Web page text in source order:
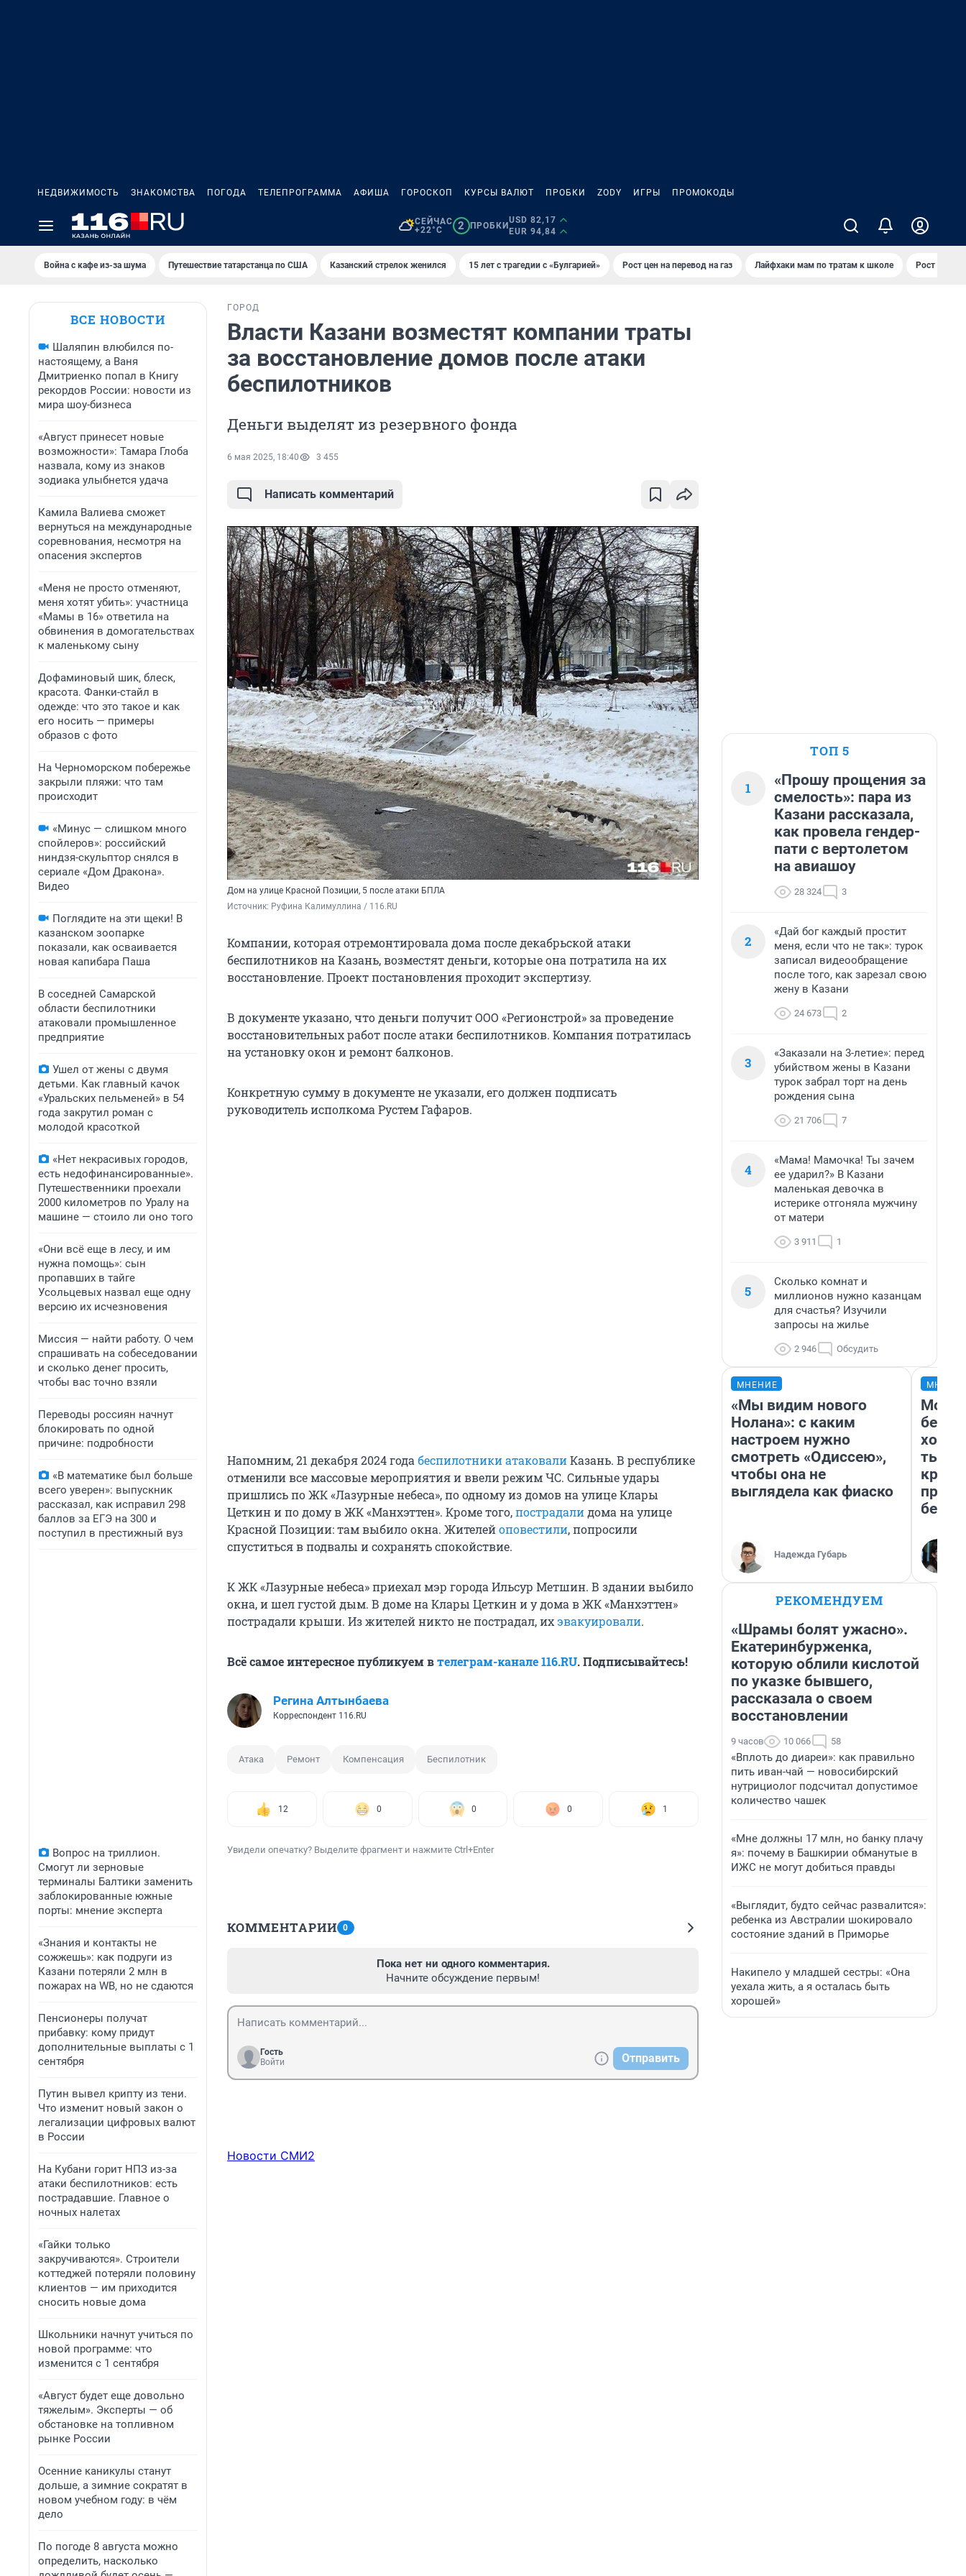
НЕДВИЖИМОСТЬ ЗНАКОМСТВА ПОГОДА ТЕЛЕПРОГРАММА АФИША ГОРОСКОП КУРСЫ ВАЛЮТ ПРОБКИ ZODY ИГРЫ ПРОМОКОДЫ
СЕЙЧАС
+22°C
2 ПРОБКИ
USD 82,17
EUR 94,84
Война с кафе из-за шума Путешествие татарстанца по США Казанский стрелок женился 15 лет с трагедии с «Булгарией» Рост цен на перевод на газ Лайфхаки мам по тратам к школе Рост цен на
ВСЕ НОВОСТИ
Шаляпин влюбился по-
настоящему, а Ваня
Дмитриенко попал в Книгу
рекордов России: новости из
мира шоу-бизнеса
«Август принесет новые
возможности»: Тамара Глоба
назвала, кому из знаков
зодиака улыбнется удача
Камила Валиева сможет
вернуться на международные
соревнования, несмотря на
опасения экспертов
«Меня не просто отменяют,
меня хотят убить»: участница
«Мамы в 16» ответила на
обвинения в домогательствах
к маленькому сыну
Дофаминовый шик, блеск,
красота. Фанки-стайл в
одежде: что это такое и как
его носить — примеры
образов с фото
На Черноморском побережье
закрыли пляжи: что там
происходит
«Минус — слишком много
спойлеров»: российский
ниндзя-скульптор снялся в
сериале «Дом Дракона».
Видео
Поглядите на эти щеки! В
казанском зоопарке
показали, как осваивается
новая капибара Паша
В соседней Самарской
области беспилотники
атаковали промышленное
предприятие
Ушел от жены с двумя
детьми. Как главный качок
«Уральских пельменей» в 54
года закрутил роман с
молодой красоткой
«Нет некрасивых городов,
есть недофинансированные».
Путешественники проехали
2000 километров по Уралу на
машине — стоило ли оно того
«Они всё еще в лесу, и им
нужна помощь»: сын
пропавших в тайге
Усольцевых назвал еще одну
версию их исчезновения
Миссия — найти работу. О чем
спрашивать на собеседовании
и сколько денег просить,
чтобы вас точно взяли
Переводы россиян начнут
блокировать по одной
причине: подробности
«В математике был больше
всего уверен»: выпускник
рассказал, как исправил 298
баллов за ЕГЭ на 300 и
поступил в престижный вуз
Вопрос на триллион.
Смогут ли зерновые
терминалы Балтики заменить
заблокированные южные
порты: мнение эксперта
«Знания и контакты не
сожжешь»: как подруги из
Казани потеряли 2 млн в
пожарах на WB, но не сдаются
Пенсионеры получат
прибавку: кому придут
дополнительные выплаты с 1
сентября
Путин вывел крипту из тени.
Что изменит новый закон о
легализации цифровых валют
в России
На Кубани горит НПЗ из-за
атаки беспилотников: есть
пострадавшие. Главное о
ночных налетах
«Гайки только
закручиваются». Строители
коттеджей потеряли половину
клиентов — им приходится
сносить новые дома
Школьники начнут учиться по
новой программе: что
изменится с 1 сентября
«Август будет еще довольно
тяжелым». Эксперты — об
обстановке на топливном
рынке России
Осенние каникулы станут
дольше, а зимние сократят в
новом учебном году: в чём
дело
По погоде 8 августа можно
определить, насколько
ГОРОД
Власти Казани возместят компании траты
за восстановление домов после атаки
беспилотников
Деньги выделят из резервного фонда
6 мая 2025, 18:40 3 455
Написать комментарий
Дом на улице Красной Позиции, 5 после атаки БПЛА
Источник: Руфина Калимуллина / 116.RU
Компании, которая отремонтировала дома после декабрьской атаки
беспилотников на Казань, возместят деньги, которые она потратила на их
восстановление. Проект постановления проходит экспертизу.
В документе указано, что деньги получит ООО «Регионстрой» за проведение
восстановительных работ после атаки беспилотников. Компания потратилась
на установку окон и ремонт балконов.
Конкретную сумму в документе не указали, его должен подписать
руководитель исполкома Рустем Гафаров.
Напомним, 21 декабря 2024 года беспилотники атаковалиКазань. В республике
отменили все массовые мероприятия и ввели режим ЧС. Сильные удары
пришлись по ЖК «Лазурные небеса», по одному из домов на улице Клары
Цеткин и по дому в ЖК «Манхэттен». Кроме того,пострадалидома на улице
Красной Позиции: там выбило окна. Жителейоповестили, попросили
спуститься в подвалы и сохранять спокойствие.
К ЖК «Лазурные небеса» приехал мэр города Ильсур Метшин. В здании выбило
окна, и шел густой дым. В доме на Клары Цеткин и у дома в ЖК «Манхэттен»
пострадали крыши. Из жителей никто не пострадал, ихэвакуировали.
Всё самое интересное публикуем втелеграм-канале 116.RU. Подписывайтесь!
Регина Алтынбаева
Корреспондент 116.RU
Атака Ремонт Компенсация Беспилотник
12 0 0 0 1
Увидели опечатку? Выделите фрагмент и нажмите Ctrl+Enter
КОММЕНТАРИИ 0
Пока нет ни одного комментария.
Начните обсуждение первым!
Гость
Войти
Отправить
Новости СМИ2
ТОП 5
1
«Прошу прощения за
смелость»: пара из
Казани рассказала,
как провела гендер-
пати с вертолетом
на авиашоу
28 324 3
2
«Дай бог каждый простит
меня, если что не так»: турок
записал видеообращение
после того, как зарезал свою
жену в Казани
24 673 2
3
«Заказали на 3-летие»: перед
убийством жены в Казани
турок забрал торт на день
рождения сына
21 706 7
4
«Мама! Мамочка! Ты зачем
ее ударил?» В Казани
маленькая девочка в
истерике отгоняла мужчину
от матери
3 911 1
5
Сколько комнат и
миллионов нужно казанцам
для счастья? Изучили
запросы на жилье
2 946 Обсудить
МНЕНИЕ
«Мы видим нового
Нолана»: с каким
настроем нужно
смотреть «Одиссею»,
чтобы она не
выглядела как фиаско
Надежда Губарь
Мой
РЕКОМЕНДУЕМ
«Шрамы болят ужасно».
Екатеринбурженка,
которую облили кислотой
по указке бывшего,
рассказала о своем
восстановлении
9 часов 10 066 58
«Вплоть до диареи»: как правильно
пить иван-чай — новосибирский
нутрициолог подсчитал допустимое
количество чашек
«Мне должны 17 млн, но банку плачу
я»: почему в Башкирии обманутые в
ИЖС не могут добиться правды
«Выглядит, будто сейчас развалится»:
ребенка из Австралии шокировало
состояние зданий в Приморье
Накипело у младшей сестры: «Она
уехала жить, а я осталась быть
хорошей»